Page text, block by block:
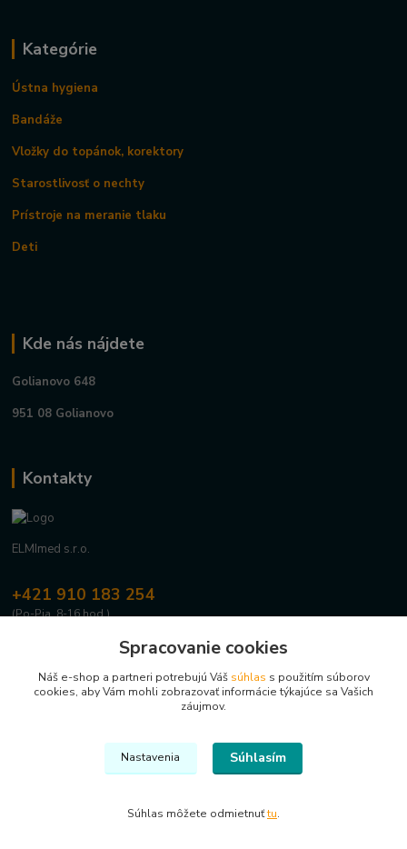
Kategórie
Ústna hygiena
Bandáže
Vložky do topánok, korektory
Starostlivosť o nechty
Prístroje na meranie tlaku
Deti
Kde nás nájdete
Golianovo 648
951 08 Golianovo
Kontakty
ELMImed s.r.o.
+421 910 183 254
(Po-Pia, 8-16 hod.)
info@elmimed.sk
Upravit sběr cookies.
Spracovanie cookies
Náš e-shop a partneri potrebujú Váš súhlas s použitím súborov
cookies, aby Vám mohli zobrazovať informácie týkajúce sa Vašich
záujmov.
Nastavenia Súhlasím
Súhlas môžete odmietnuťtu.